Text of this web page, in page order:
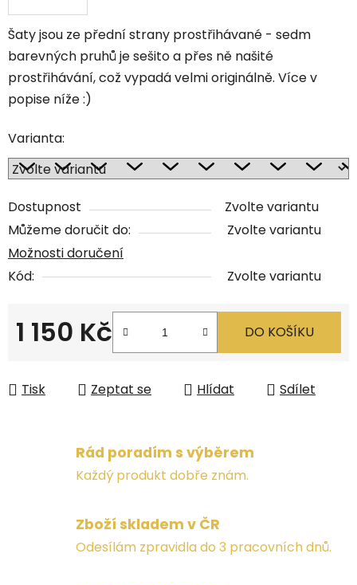
Šaty jsou ze přední strany prostřihávané - sedm
barevných pruhů je sešito a přes ně našité
prostřihávání, což vypadá velmi originálně. Více v
popise níže :)
Varianta:
Dostupnost
Zvolte variantu
Můžeme doručit do:
Zvolte variantu
Možnosti doručení
Kód:
Zvolte variantu
1 150 Kč DO KOŠÍKU
Tisk Zeptat se Hlídat Sdílet
Rád poradím s výběrem
Každý produkt dobře znám.
Zboží skladem v ČR
Odesílám zpravidla do 3 pracovních dnů.